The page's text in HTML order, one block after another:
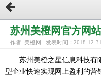
苏州美橙网官方网
作者: 美橙网 . 发表时间：2018-12-
苏州美橙之星信息科技有
型企业快速实现网上盈利的营